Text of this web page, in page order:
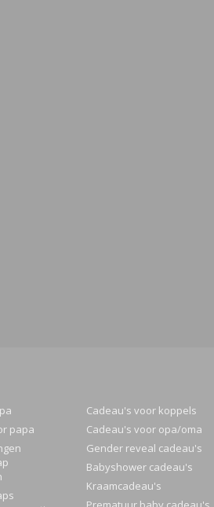
papa
Cadeau's voor koppels
Cadeau's voor opa/oma
Gender reveal cadeau's
Babyshower cadeau's
Kraamcadeau's